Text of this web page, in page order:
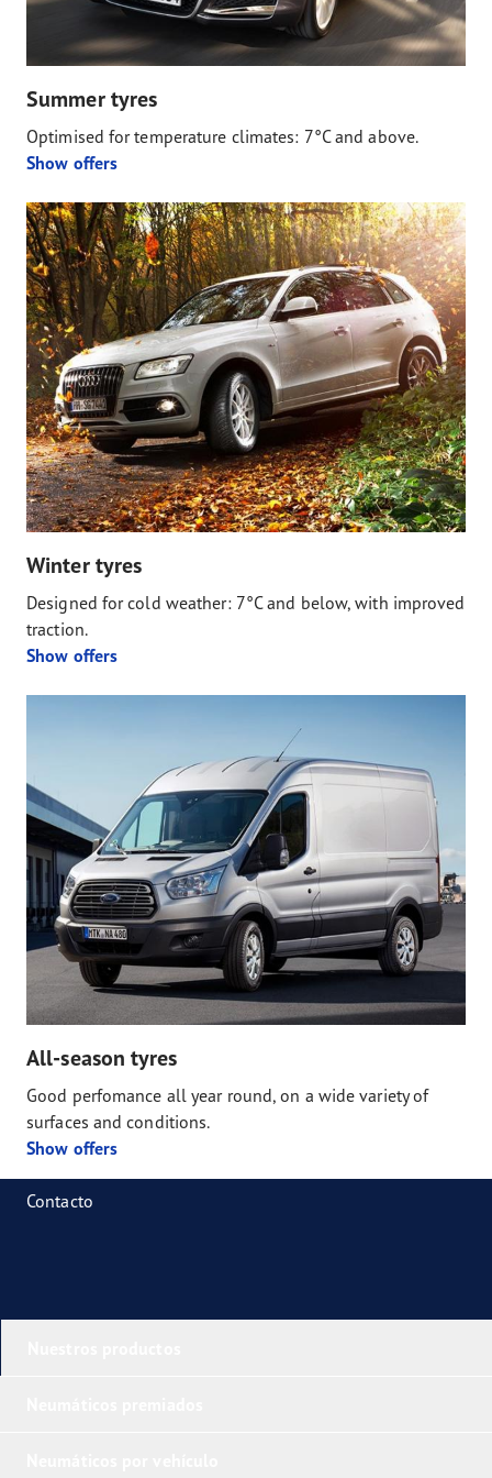
Summer tyres
Optimised for temperature climates: 7°C and above.
Show offers
Winter tyres
Designed for cold weather: 7°C and below, with improved
traction.
Show offers
All-season tyres
Good perfomance all year round, on a wide variety of
surfaces and conditions.
Show offers
Contacto